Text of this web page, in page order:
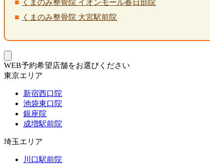
くまのみ整骨院 イオンモール春日部院
くまのみ整骨院 大宮駅前院
WEB予約希望店舗をお選びください
東京エリア
新宿西口院
池袋東口院
銀座院
成増駅前院
埼玉エリア
川口駅前院